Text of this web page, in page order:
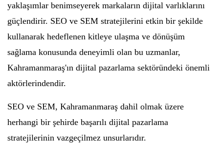
yaklaşımlar benimseyerek markaların dijital varlıklarını
güçlendirir. SEO ve SEM stratejilerini etkin bir şekilde
kullanarak hedeflenen kitleye ulaşma ve dönüşüm
sağlama konusunda deneyimli olan bu uzmanlar,
Kahramanmaraş'ın dijital pazarlama sektöründeki önemli
aktörlerindendir.
SEO ve SEM, Kahramanmaraş dahil olmak üzere
herhangi bir şehirde başarılı dijital pazarlama
stratejilerinin vazgeçilmez unsurlarıdır.